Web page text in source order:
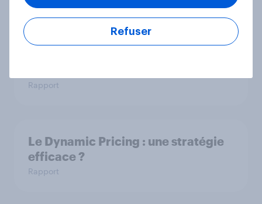
Rapport
Le Dynamic Pricing : une stratégie
efficace ?
Rapport
Refuser